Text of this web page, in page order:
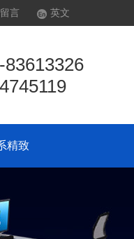
言 英文
83613326
精致